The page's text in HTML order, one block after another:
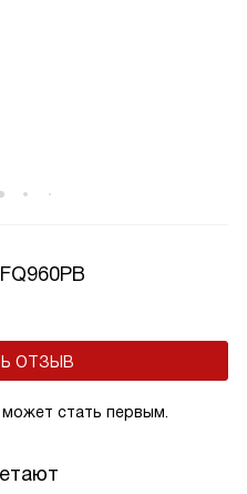
ОТЗЫВ
стать первым.